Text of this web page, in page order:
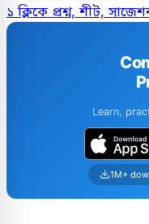
১ ক্লিকে প্রশ্ন, শীট,
Learn,
1M+